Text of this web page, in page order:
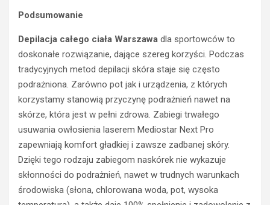
Podsumowanie
Depilacja całego ciała Warszawa dla sportowców to
doskonałe rozwiązanie, dające szereg korzyści. Podczas
tradycyjnych metod depilacji skóra staje się często
podrażniona. Zarówno pot jak i urządzenia, z których
korzystamy stanowią przyczynę podrażnień nawet na
skórze, która jest w pełni zdrowa. Zabiegi trwałego
usuwania owłosienia laserem Mediostar Next Pro
zapewniają komfort gładkiej i zawsze zadbanej skóry.
Dzięki tego rodzaju zabiegom naskórek nie wykazuje
skłonności do podrażnień, nawet w trudnych warunkach
środowiska (słona, chlorowana woda, pot, wysoka
w
c
a
s
a
p
a
w
w
y
k
e
o
c
a
O
p
a